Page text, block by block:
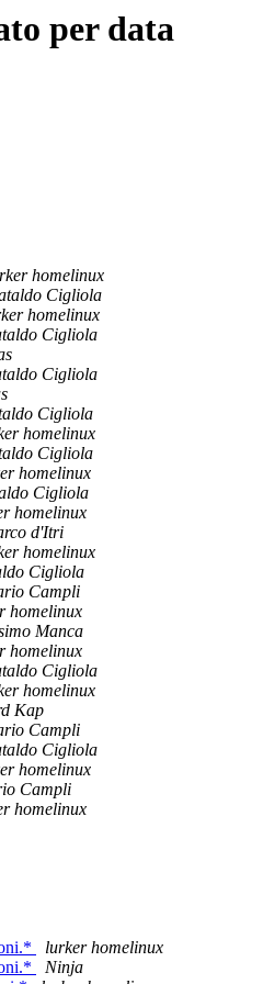
per data
homelinux
Cigliola
homelinux
Cigliola
Cigliola
Cigliola
homelinux
Cigliola
homelinux
Cigliola
homelinux
d'Itri
homelinux
Cigliola
Campli
homelinux
Manca
homelinux
Cigliola
homelinux
Kap
Campli
Cigliola
homelinux
Campli
homelinux
lurker homelinux
Ninja